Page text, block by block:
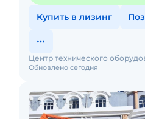
Купить в лизинг
Обновлено сегодня
Центр технического